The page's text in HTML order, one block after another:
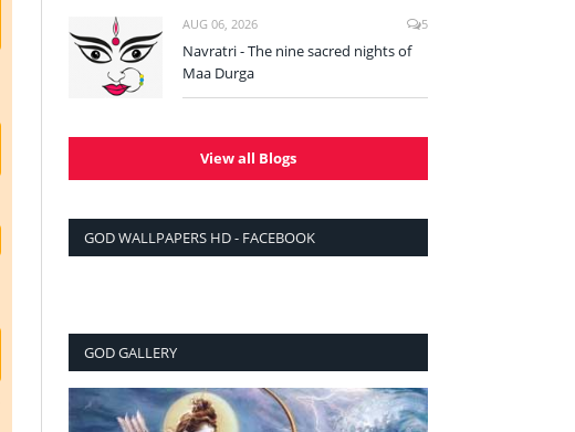
AUG 06, 2026 5
Navratri - The nine sacred nights of
Maa Durga
View all Blogs
GOD WALLPAPERS HD - FACEBOOK
GOD GALLERY